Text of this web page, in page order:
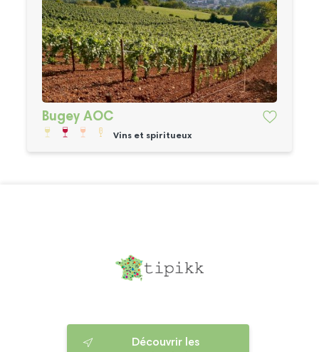
Bugey AOC
Vins et spiritueux
Découvrir les